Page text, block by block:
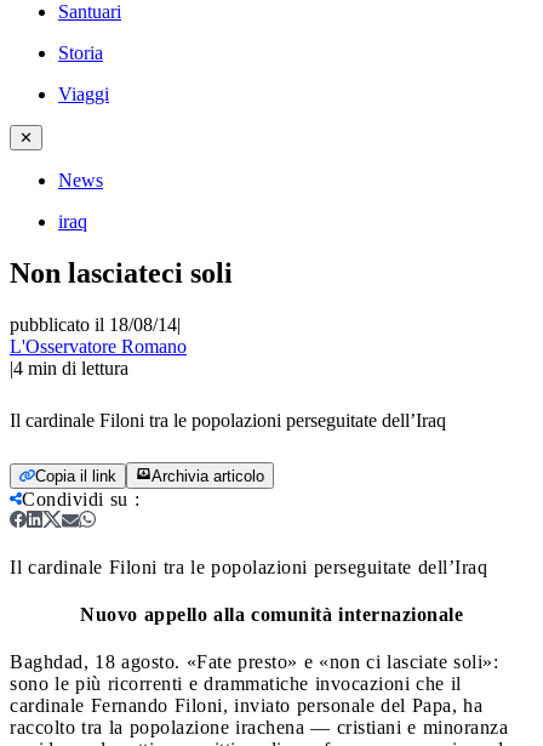
Santuari
Storia
Viaggi
✕
News
iraq
Non lasciateci soli
pubblicato il 18/08/14|
L'Osservatore Romano
|4 min di lettura
Il cardinale Filoni tra le popolazioni perseguitate dell’Iraq
Copia il link Archivia articolo
Condividi su :
Il cardinale Filoni tra le popolazioni perseguitate dell’Iraq
Nuovo appello alla comunità internazionale
Baghdad, 18 agosto. «Fate presto» e «non ci lasciate soli»:
sono le più ricorrenti e drammatiche invocazioni che il
cardinale Fernando Filoni, inviato personale del Papa, ha
raccolto tra la popolazione irachena — cristiani e minoranza